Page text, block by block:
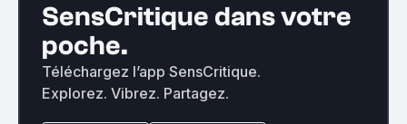
SensCritique dans votre
poche.
Téléchargez l’app SensCritique.
Explorez. Vibrez. Partagez.